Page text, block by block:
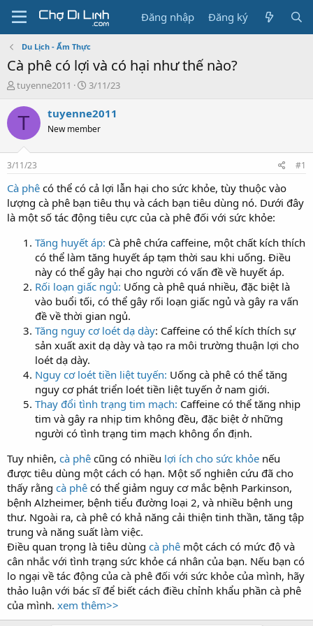
Đăng nhập Đăng ký
Du Lịch - Ẩm Thực
Cà phê có lợi và có hại như thế nào?
T
r
a
s
t
a
r
t
e
tuyenne2011
N
à
y
g
3/11/23
T tuyenne2011
New member
3/11/23 #1
Cà phê có thể có cả lợi lẫn hại cho sức khỏe, tùy thuộc vào
lượng cà phê bạn tiêu thụ và cách bạn tiêu dùng nó. Dưới đây
là một số tác động tiêu cực của cà phê đối với sức khỏe:
Tăng huyết áp: Cà phê chứa caffeine, một chất kích thích
có thể làm tăng huyết áp tạm thời sau khi uống. Điều
này có thể gây hại cho người có vấn đề về huyết áp.
Rối loạn giấc ngủ: Uống cà phê quá nhiều, đặc biệt là
vào buổi tối, có thể gây rối loạn giấc ngủ và gây ra vấn
đề về thời gian ngủ.
Tăng nguy cơ loét dạ dày: Caffeine có thể kích thích sự
sản xuất axit dạ dày và tạo ra môi trường thuận lợi cho
loét dạ dày.
Nguy cơ loét tiền liệt tuyến: Uống cà phê có thể tăng
nguy cơ phát triển loét tiền liệt tuyến ở nam giới.
Thay đổi tình trạng tim mạch: Caffeine có thể tăng nhịp
tim và gây ra nhịp tim không đều, đặc biệt ở những
người có tình trạng tim mạch không ổn định.
Tuy nhiên, cà phê cũng có nhiều lợi ích cho sức khỏe nếu
được tiêu dùng một cách có hạn. Một số nghiên cứu đã cho
thấy rằng cà phê có thể giảm nguy cơ mắc bệnh Parkinson,
bệnh Alzheimer, bệnh tiểu đường loại 2, và nhiều bệnh ung
thư. Ngoài ra, cà phê có khả năng cải thiện tinh thần, tăng tập
trung và năng suất làm việc.
Điều quan trọng là tiêu dùng cà phê một cách có mức độ và
cân nhắc với tình trạng sức khỏe cá nhân của bạn. Nếu bạn có
lo ngại về tác động của cà phê đối với sức khỏe của mình, hãy
thảo luận với bác sĩ để biết cách điều chỉnh khẩu phần cà phê
của mình. xem thêm>>